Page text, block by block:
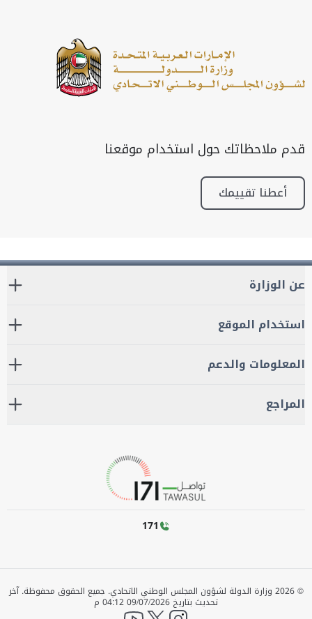
قدم ملاحظاتك حول استخدام موقعنا
أعطنا تقييمك
عن الوزارة
استخدام الموقع
المعلومات والدعم
المراجع
171
©
2026 وزارة الدولة لشؤون المجلس الوطني الاتحادي. جميع الحقوق محفوظة.آخر
تحديث بتاريخ 09/07/2026 04:12 م
instagram
twitter
YouTube